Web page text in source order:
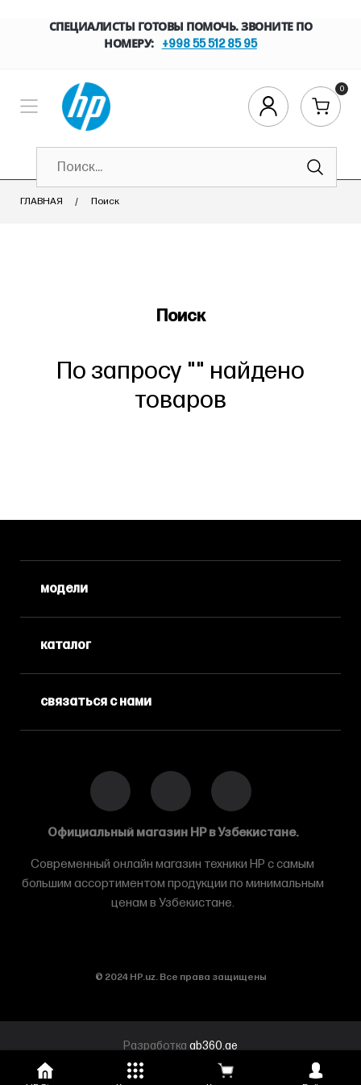
СПЕЦИАЛИСТЫ ГОТОВЫ ПОМОЧЬ. ЗВОНИТЕ ПО
НОМЕРУ:
+998 55 512 85 95
0
ГЛАВНАЯ Поиск
Поиск
По запросу "" найдено
товаров
модели
каталог
связаться с нами
Официальный магазин HP в Узбекистане.
Современный онлайн магазин техники HP с самым
большим ассортиментом продукции по минимальным
ценам в Узбекистане.
© 2024 HP.uz. Все права защищены
Разработка ab360.ae